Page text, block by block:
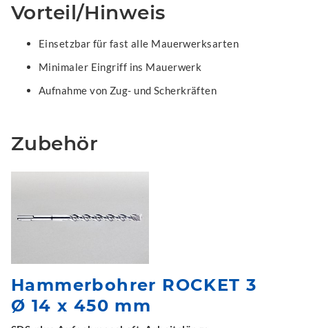
Vorteil/Hinweis
Einsetzbar für fast alle Mauerwerksarten
Minimaler Eingriff ins Mauerwerk
Aufnahme von Zug- und Scherkräften
Zubehör
Hammerbohrer ROCKET 3
Ø 14 x 450 mm